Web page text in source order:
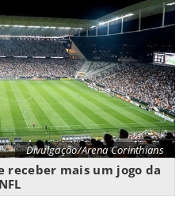
Divulgação/Arena Corinthians
receber mais um jogo da
NFL